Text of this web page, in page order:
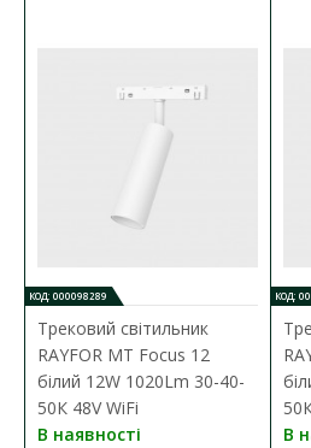
Трековий світильник
Наявність:
Магнітні трекові світильники —
організації стильного та
1 077.41 грн
КОД: 000098289
Трековий світильник
RAYFOR MT Focus 12
білий 12W 1020Lm 30-40-
50К 48V WiFi
В наявності
КОД:
В